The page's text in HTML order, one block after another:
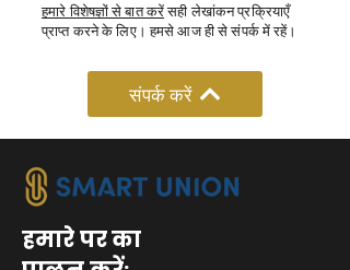
हमारे विशेषज्ञों से बात करेंसही लेखांकन प्रक्रियाएँ
प्राप्त करने के लिए। हमसे आज ही से संपर्क में रहें।
संपर्क करें
हमारे पर का